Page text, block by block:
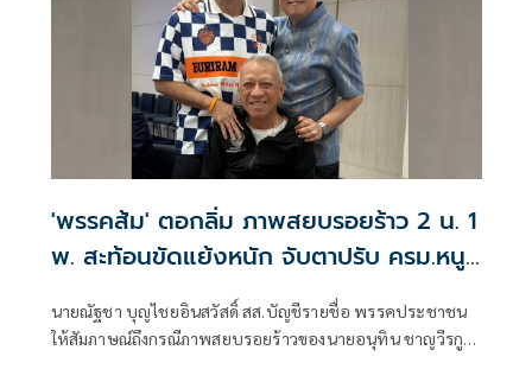
'พรรคส้ม' ตอกลิ่ม ภาพสยบรอยร้าว 2 น. 1
พ. สะท้อนขัดแย้งหนัก จับตาปรับ ครม.หนู
2 จูบปากหรือเขี่ยทิ้ง
นายณัฐชา บุญไชยอินสวัสดิ์ สส.บัญชีรายชื่อ พรรคประชาชน
ให้สัมภาษณ์ถึงกรณีภาพสยบรอยร้าวของนายอนุทิน ชาญวีรกูล